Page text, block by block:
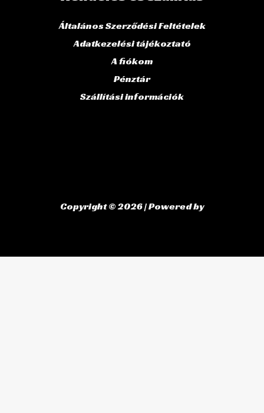
Általános Szerződési Feltételek
Adatkezelési tájékoztató
A fiókom
Pénztár
Szállítási információk
Copyright © 2026 | Powered by